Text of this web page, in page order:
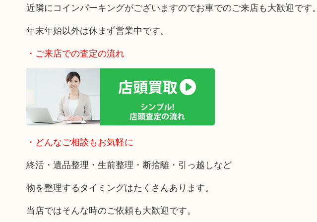
近隣にコインパーキングがございますのでお車でのご来店も大歓迎です。
年末年始以外は休まず営業中です。
・ご来店での査定の流れ
・どんなご相談もお気軽に
終活・遺品整理・生前整理・断捨離・引っ越しなど
物を整理するタイミングはたくさんあります。
当店ではそんな時のご依頼も大歓迎です。